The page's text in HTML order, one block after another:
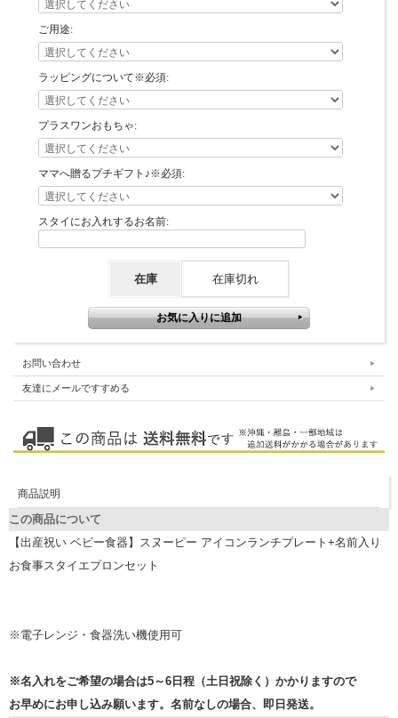
ご用途:
ラッピングについて※必須:
プラスワンおもちゃ:
ママへ贈るプチギフト♪※必須:
スタイにお入れするお名前:
在庫 在庫切れ
お問い合わせ
友達にメールですすめる
商品説明
この商品について
【出産祝い ベビー食器】スヌーピー アイコンランチプレート+名前入り
お食事スタイエプロンセット
※電子レンジ・食器洗い機使用可
※名入れをご希望の場合は5～6日程（土日祝除く）かかりますので
お早めにお申し込み願います。名前なしの場合、即日発送。